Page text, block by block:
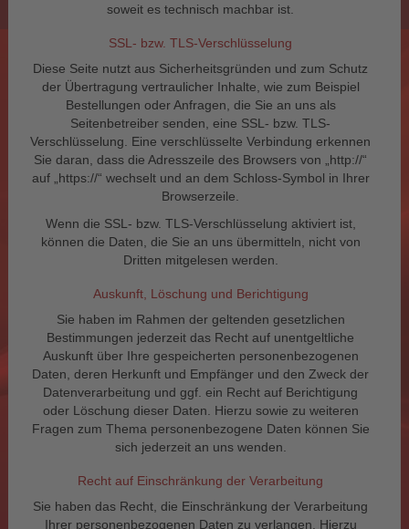
soweit es technisch machbar ist.
SSL- bzw. TLS-Verschlüsselung
Diese Seite nutzt aus Sicherheitsgründen und zum Schutz
der Übertragung vertraulicher Inhalte, wie zum Beispiel
Bestellungen oder Anfragen, die Sie an uns als
Seitenbetreiber senden, eine SSL- bzw. TLS-
Verschlüsselung. Eine verschlüsselte Verbindung erkennen
Sie daran, dass die Adresszeile des Browsers von „http://“
auf „https://“ wechselt und an dem Schloss-Symbol in Ihrer
Browserzeile.
Wenn die SSL- bzw. TLS-Verschlüsselung aktiviert ist,
können die Daten, die Sie an uns übermitteln, nicht von
Dritten mitgelesen werden.
Auskunft, Löschung und Berichtigung
Sie haben im Rahmen der geltenden gesetzlichen
Bestimmungen jederzeit das Recht auf unentgeltliche
Auskunft über Ihre gespeicherten personenbezogenen
Daten, deren Herkunft und Empfänger und den Zweck der
Datenverarbeitung und ggf. ein Recht auf Berichtigung
oder Löschung dieser Daten. Hierzu sowie zu weiteren
Fragen zum Thema personenbezogene Daten können Sie
sich jederzeit an uns wenden.
Recht auf Einschränkung der Verarbeitung
Sie haben das Recht, die Einschränkung der Verarbeitung
Ihrer personenbezogenen Daten zu verlangen. Hierzu